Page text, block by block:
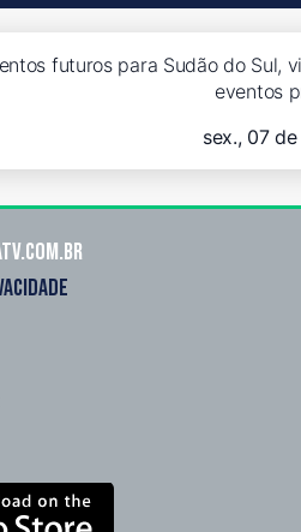
futuros para Sudão do Sul,
eventos
sex., 07